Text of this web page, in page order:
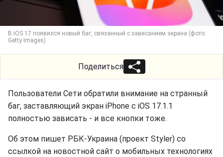
В iOS 17 появился новый баг, связанный с зависанием экрана (фото:
Getty Images)
Поделиться
Пользователи Сети обратили внимание на странный
баг, заставляющий экран iPhone с iOS 17.1.1
полностью зависать - и все кнопки тоже.
Об этом пишет РБК-Украина (проект Styler) со
ссылкой на новостной сайт о мобильных технологиях